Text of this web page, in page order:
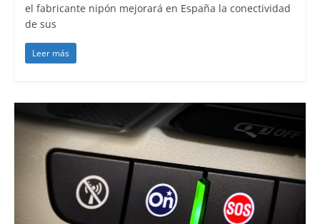
el fabricante nipón mejorará en España la conectividad
de sus
Leer más